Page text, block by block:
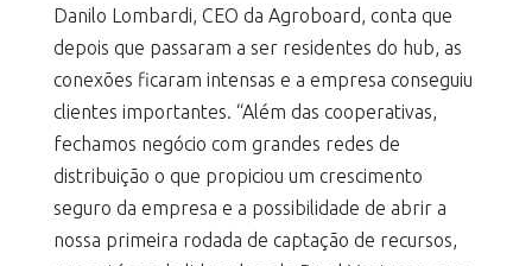
Danilo Lombardi, CEO da Agroboard, conta que
depois que passaram a ser residentes do hub, as
conexões ficaram intensas e a empresa conseguiu
clientes importantes. “Além das cooperativas,
fechamos negócio com grandes redes de
distribuição o que propiciou um crescimento
seguro da empresa e a possibilidade de abrir a
nossa primeira rodada de captação de recursos,